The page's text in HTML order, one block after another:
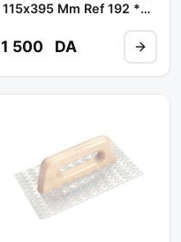
115x395 Mm Ref 192 **
1 500 DA